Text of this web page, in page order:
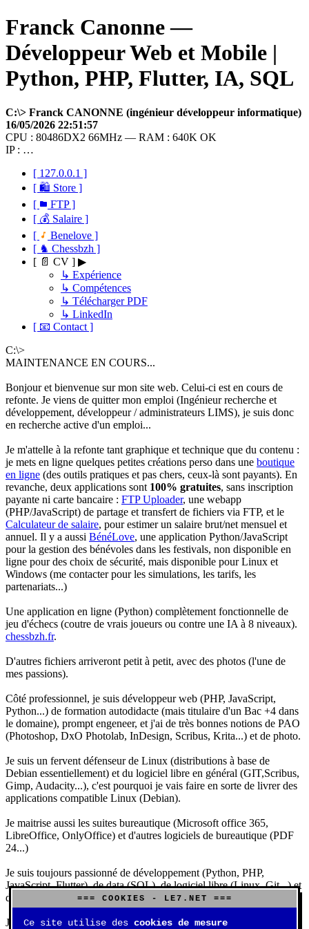
Franck Canonne —
Développeur Web et Mobile |
Python, PHP, Flutter, IA, SQL
C:\> Franck CANONNE (ingénieur développeur informatique)
16/05/2026 22:51:57
CPU : 80486DX2 66MHz — RAM : 640K OK
IP : …
[ 127.0.0.1 ]
[ 🛍 Store ]
[
FTP ]
[ 💰 Salaire ]
[
Benelove ]
[ ♞ Chessbzh ]
[ 📄 CV ] ▶
↳ Expérience
↳ Compétences
↳ Télécharger PDF
↳ LinkedIn
[ 📧 Contact ]
C:\>
MAINTENANCE EN COURS...
Bonjour et bienvenue sur mon site web. Celui-ci est en cours de
refonte. Je viens de quitter mon emploi (Ingénieur recherche et
développement, développeur / administrateurs LIMS), je suis donc
en recherche active d'un emploi...
Je m'attelle à la refonte tant graphique et technique que du contenu :
je mets en ligne quelques petites créations perso dans une boutique
en ligne (des outils pratiques et pas chers, ceux-là sont payants). En
revanche, deux applications sont 100% gratuites, sans inscription
payante ni carte bancaire : FTP Uploader, une webapp
(PHP/JavaScript) de partage et transfert de fichiers via FTP, et le
Calculateur de salaire, pour estimer un salaire brut/net mensuel et
annuel. Il y a aussi BénéLove, une application Python/JavaScript
pour la gestion des bénévoles dans les festivals, non disponible en
ligne pour des choix de sécurité, mais disponible pour Linux et
Windows (me contacter pour les simulations, les tarifs, les
partenariats...)
Une application en ligne (Python) complètement fonctionnelle de
jeu d'échecs (coutre de vrais joueurs ou contre une IA à 8 niveaux).
chessbzh.fr.
D'autres fichiers arriveront petit à petit, avec des photos (l'une de
mes passions).
Côté professionnel, je suis développeur web (PHP, JavaScript,
Python...) de formation autodidacte (mais titulaire d'un Bac +4 dans
le domaine), prompt engeneer, et j'ai de très bonnes notions de PAO
(Photoshop, DxO Photolab, InDesign, Scribus, Krita...) et de photo.
Je suis un fervent défenseur de Linux (distributions à base de
Debian essentiellement) et du logiciel libre en général (GIT,Scribus,
Gimp, Audacity...), c'est pourquoi je vais faire en sorte de livrer des
applications compatible Linux (Debian).
Je maitrise aussi les suites bureautique (Microsoft office 365,
LibreOffice, OnlyOffice) et d'autres logiciels de bureautique (PDF
24...)
Je suis toujours passionné de développement (Python, PHP,
JavaScript, Flutter), de data (SQL), de logiciel libre (Linux, Git...) et
d'IA (principalement Claude et DeepSeek).
J'aime jouer, surtout aux jeux de sociétés (Risk, Uno, Scrabble...),
=== COOKIES - LE7.NET ===
Ce site utilise des cookies de mesure